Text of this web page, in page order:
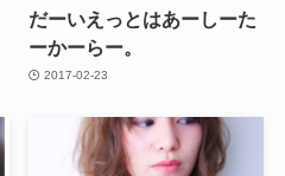
だーいえっとはあーしーた
ーかーらー。
2017-02-23